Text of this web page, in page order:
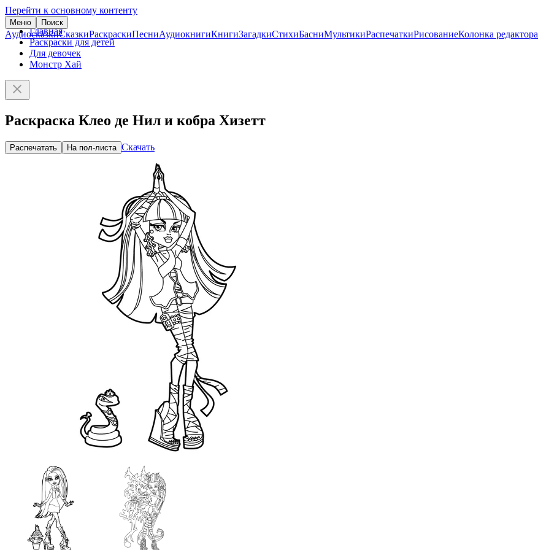
Перейти к основному контенту
Меню Поиск
АудиосказкиСказкиРаскраскиПесниАудиокнигиКнигиЗагадкиСтихиБасниМультикиРаспечаткиРисованиеКолонка редактора
Главная
Раскраски для детей
Для девочек
Монстр Хай
Раскраска Клео де Нил и кобра Хизетт
Распечатать На пол-листа Скачать